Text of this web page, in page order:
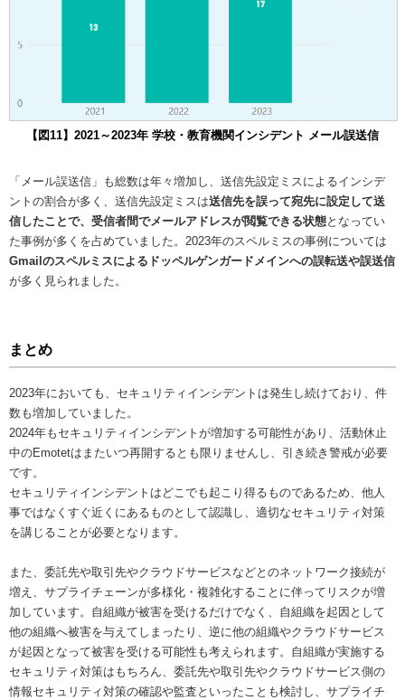
【図11】2021～2023年 学校・教育機関インシデント メール誤送信
「メール誤送信」も総数は年々増加し、送信先設定ミスによるインシデ
ントの割合が多く、送信先設定ミスは送信先を誤って宛先に設定して送
信したことで、受信者間でメールアドレスが閲覧できる状態となってい
た事例が多くを占めていました。2023年のスペルミスの事例については
Gmailのスペルミスによるドッペルゲンガードメインへの誤転送や誤送信
が多く見られました。
まとめ
2023年においても、セキュリティインシデントは発生し続けており、件
数も増加していました。
2024年もセキュリティインシデントが増加する可能性があり、活動休止
中のEmotetはまたいつ再開するとも限りませんし、引き続き警戒が必要
です。
セキュリティインシデントはどこでも起こり得るものであるため、他人
事ではなくすぐ近くにあるものとして認識し、適切なセキュリティ対策
を講じることが必要となります。
また、委託先や取引先やクラウドサービスなどとのネットワーク接続が
増え、サプライチェーンが多様化・複雑化することに伴ってリスクが増
加しています。自組織が被害を受けるだけでなく、自組織を起因として
他の組織へ被害を与えてしまったり、逆に他の組織やクラウドサービス
が起因となって被害を受ける可能性も考えられます。自組織が実施する
セキュリティ対策はもちろん、委託先や取引先やクラウドサービス側の
情報セキュリティ対策の確認や監査といったことも検討し、サプライチ